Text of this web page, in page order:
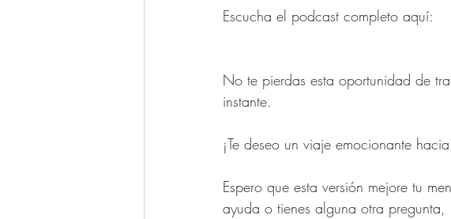
Escucha el podcast completo aquí:
No te pierdas esta oportunidad de
instante.
¡Te deseo un viaje emocionante
Espero que esta versión mejore tu
ayuda o tienes alguna otra pregunta,